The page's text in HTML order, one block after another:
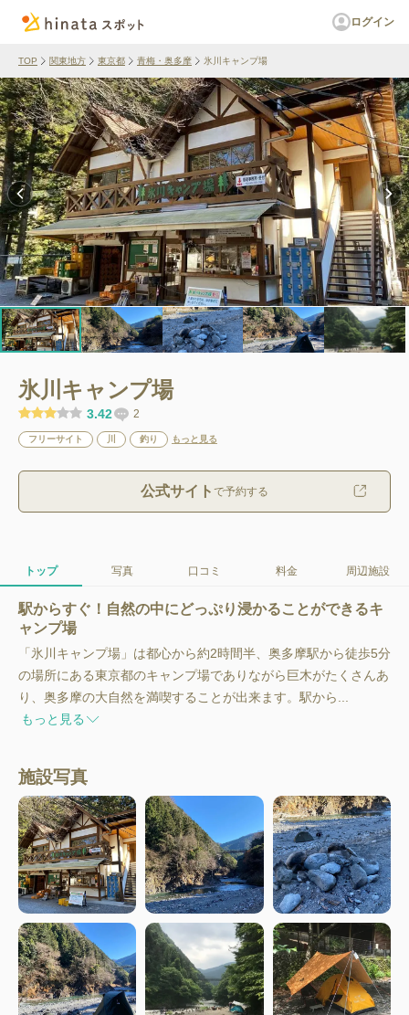
ログイン
TOP 関東地方 東京都 青梅・奥多摩 氷川キャンプ場
氷川キャンプ場
3.42 2
フリーサイト 釣り もっと見る
公式サイト で予約する
トップ 写真 口コミ 料金 周辺施設
駅からすぐ！自然の中にどっぷり浸かることができるキ
ャンプ場
「氷川キャンプ場」は都心から約2時間半、奥多摩駅から徒歩5分
の場所にある東京都のキャンプ場でありながら巨木がたくさんあ
り、奥多摩の大自然を満喫することが出来ます。駅から...
もっと見る
施設写真